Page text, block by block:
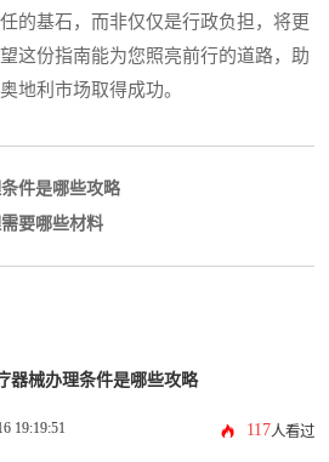
的基石，而非仅仅是行政负担，将更
这份指南能为您照亮前行的道路，助
地利市场取得成功。
件是哪些攻略
要哪些材料
器械办理条件是哪些攻略
19:19:51 117人看过